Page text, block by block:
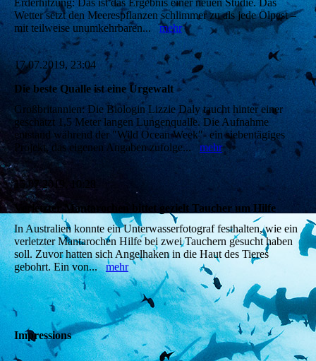
Wetter setzt den Meerespflanzen schlimmer zu als jede Ölpest –
mit teilweise unumkehrbaren...mehr
17.07.2019, 23:04
Die beste Qualle ist eine Urgewalt
Großbritannien: Die Biologin Lizzie Daly taucht hinter einer
geschätzt 1,5 Meter langen Lungenqualle. Die Aufnahme
entstand während der "Wild Ocean Week"- ein siebentägiges
Projekt, das eigenen Angaben zufolge...mehr
15.07.2019, 10:28
Verletzter Mantarochen bittet gezielt Taucher um Hilfe
In Australien konnte ein Unterwasserfotograf festhalten, wie ein
verletzter Mantarochen Hilfe bei zwei Tauchern gesucht haben
soll. Zuvor hatten sich Angelhaken in die Haut des Tieres
gebohrt. Ein von...mehr
Impressions